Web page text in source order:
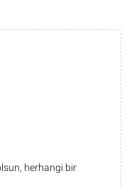
herhangi bir